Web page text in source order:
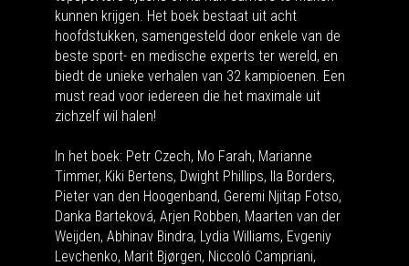
kunnen krijgen. Het boek bestaat uit acht
hoofdstukken, samengesteld door enkele van de
beste sport- en medische experts ter wereld, en
biedt de unieke verhalen van 32 kampioenen. Een
must read voor iedereen die het maximale uit
zichzelf wil halen!
In het boek: Petr Czech, Mo Farah, Marianne
Timmer, Kiki Bertens, Dwight Phillips, Ila Borders,
Pieter van den Hoogenband, Geremi Njitap Fotso,
Danka Barteková, Arjen Robben, Maarten van der
Weijden, Abhinav Bindra, Lydia Williams, Evgeniy
Levchenko, Marit Bjørgen, Niccoló Campriani,